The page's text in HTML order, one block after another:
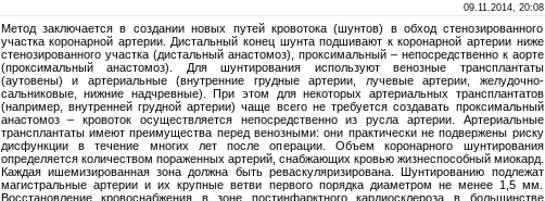
09.11.2014, 20:08
Метод заключается в создании новых путей кровотока (шунтов) в обход стенозированного
участка коронарной артерии. Дистальный конец шунта подшивают к коронарной артерии ниже
стенозированного участка (дистальный анастомоз), проксимальный – непосредственно к аорте
(проксимальный анастомоз). Для шунтирования используют венозные трансплантаты
(аутовены) и артериальные (внутренние грудные артерии, лучевые артерии, желудочно-
сальниковые, нижние надчревные). При этом для некоторых артериальных трансплантатов
(например, внутренней грудной артерии) чаще всего не требуется создавать проксимальный
анастомоз – кровоток осуществляется непосредственно из русла артерии. Артериальные
трансплантаты имеют преимущества перед венозными: они практически не подвержены риску
дисфункции в течение многих лет после операции. Объем коронарного шунтирования
определяется количеством пораженных артерий, снабжающих кровью жизнеспособный миокард.
Каждая ишемизированная зона должна быть реваскуляризирована. Шунтированию подлежат
магистральные артерии и их крупные ветви первого порядка диаметром не менее 1,5 мм.
Восстановление кровоснабжения в зоне постинфарктного кардиосклероза в большинстве